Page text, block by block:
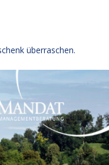
überraschen.